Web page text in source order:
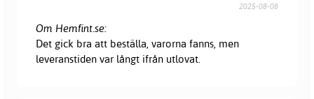
2025-08-08
Om Hemfint.se:
Det gick bra att beställa, varorna fanns, men
leveranstiden var långt ifrån utlovat.